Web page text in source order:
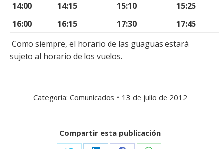
14:00
14:15 15:10
15:25
16:00
16:15 17:30
17:45
Como siempre, el horario de las guaguas estará
sujeto al horario de los vuelos.
Categoría: Comunicados 13 de julio de 2012
Compartir esta publicación